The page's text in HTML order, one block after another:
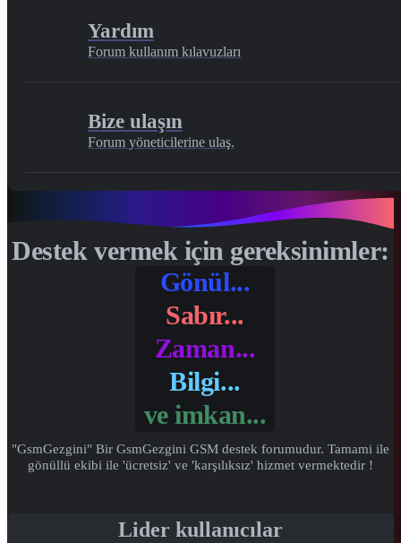
Yardım
Forum kullanım kılavuzları
Bize ulaşın
Forum yöneticilerine ulaş.
Destek vermek için gereksinimler:
Gönül...
Sabır...
Zaman...
Bilgi...
veimkan...
"GsmGezgini" Bir GsmGezgini GSM destek forumudur. Tamami ile
gönüllü ekibi ile 'ücretsiz' ve 'karşılıksız' hizmet vermektedir !
Lider kullanıcılar